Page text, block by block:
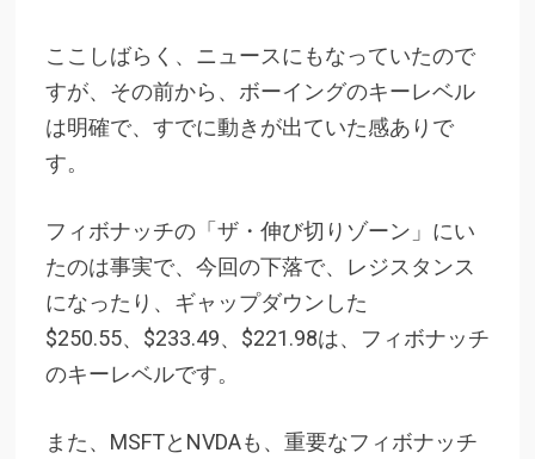
ここしばらく、ニュースにもなっていたので
すが、その前から、ボーイングのキーレベル
は明確で、すでに動きが出ていた感ありで
す。
フィボナッチの「ザ・伸び切りゾーン」にい
たのは事実で、今回の下落で、レジスタンス
になったり、ギャップダウンした
$250.55、$233.49、$221.98は、フィボナッチ
のキーレベルです。
また、MSFTとNVDAも、重要なフィボナッチ